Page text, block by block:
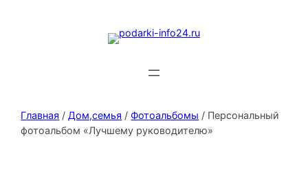
Главная / Дом,семья / Фотоальбомы / Персональный
фотоальбом «Лучшему руководителю»